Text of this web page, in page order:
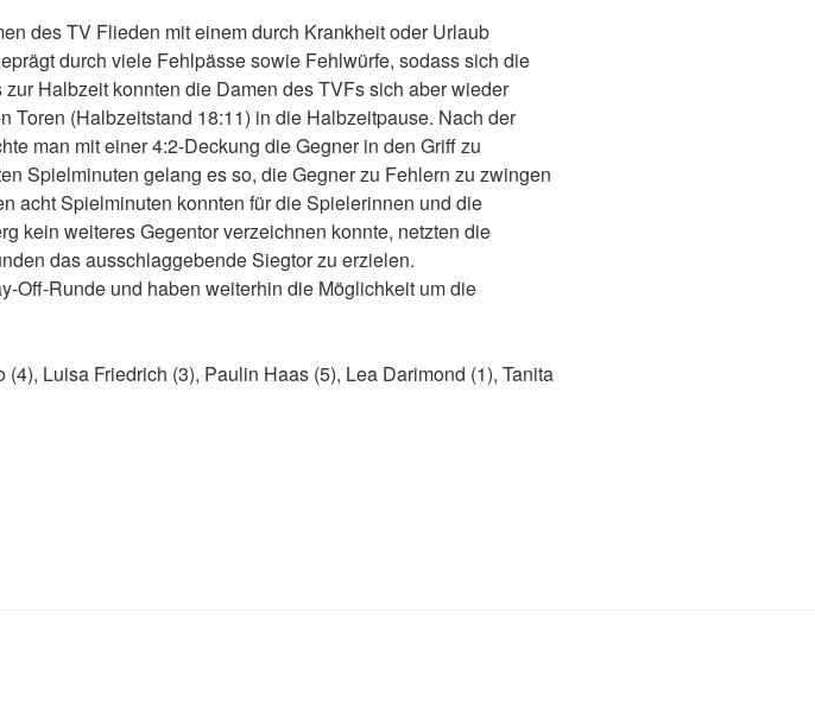
des TV Flieden mit einem durch Krankheit oder Urlaub
durch viele Fehlpässe sowie Fehlwürfe, sodass sich die
Halbzeit konnten die Damen des TVFs sich aber wieder
(Halbzeitstand 18:11) in die Halbzeitpause. Nach der
man mit einer 4:2-Deckung die Gegner in den Griff zu
Spielminuten gelang es so, die Gegner zu Fehlern zu zwingen
acht Spielminuten konnten für die Spielerinnen und die
kein weiteres Gegentor verzeichnen konnte, netzten die
das ausschlaggebende Siegtor zu erzielen.
Off-Runde und haben weiterhin die Möglichkeit um die
Luisa Friedrich (3), Paulin Haas (5), Lea Darimond (1), Tanita